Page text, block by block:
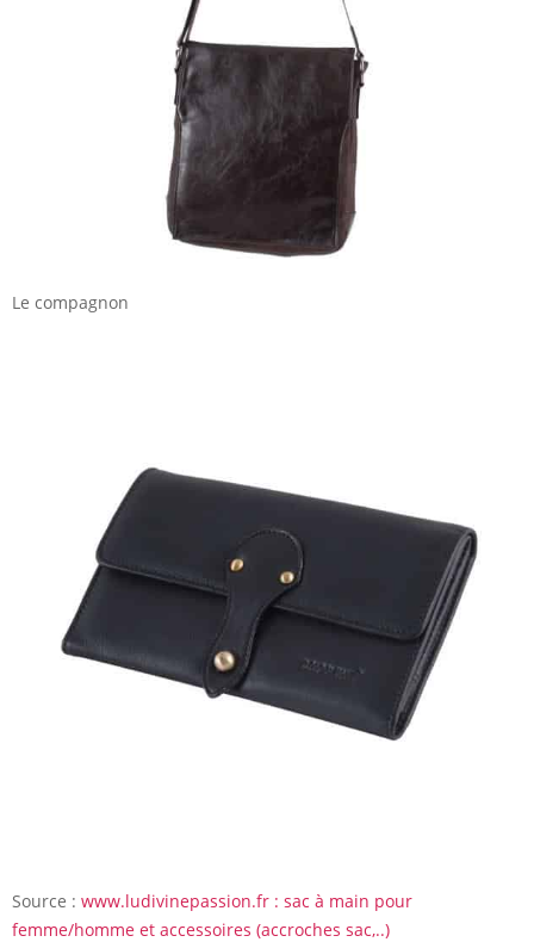
Le compagnon
Source : www.ludivinepassion.fr : sac à main pour
femme/homme et accessoires (accroches sac,..)